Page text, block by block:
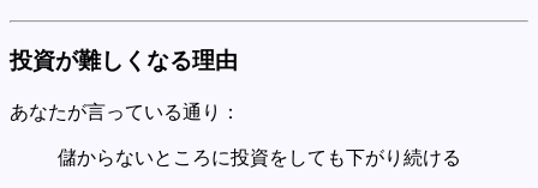
投資が難しくなる理由
あなたが言っている通り：
儲からないところに投資をしても下がり続ける